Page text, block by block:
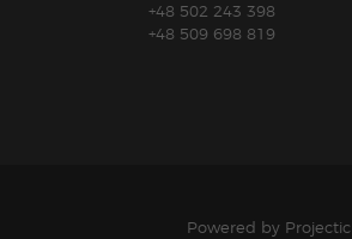
+48 502 243 398
+48 509 698 819
Powered by Projectic